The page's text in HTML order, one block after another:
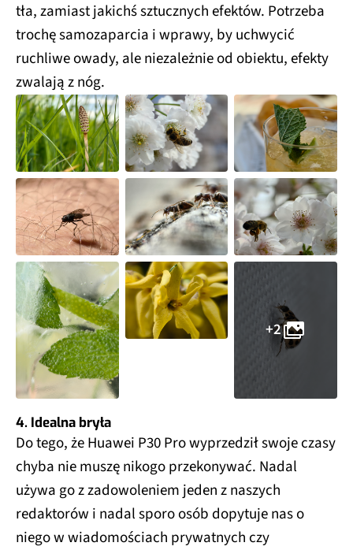
tła, zamiast jakichś sztucznych efektów. Potrzeba
trochę samozaparcia i wprawy, by uchwycić
ruchliwe owady, ale niezależnie od obiektu, efekty
zwalają z nóg.
+2
4. Idealna bryła
Do tego, że Huawei P30 Pro wyprzedził swoje czasy
chyba nie muszę nikogo przekonywać. Nadal
używa go z zadowoleniem jeden z naszych
redaktorów i nadal sporo osób dopytuje nas o
niego w wiadomościach prywatnych czy